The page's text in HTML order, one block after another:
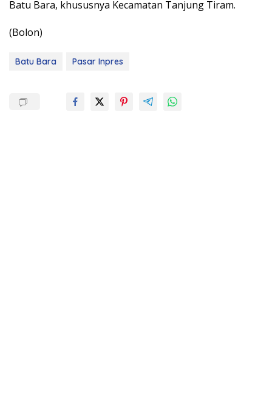
Batu Bara, khususnya Kecamatan Tanjung Tiram.
(Bolon)
Batu Bara Pasar Inpres